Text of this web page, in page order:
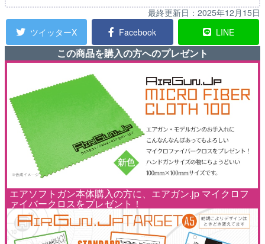
最終更新日： 2025年12月15日
ツイッターX
Facebook LINE
この商品を購入の方へのプレゼント
エアソフトガン本体購入の方に、エアガン.jp マイクロフ
ァイバークロスをプレゼント！